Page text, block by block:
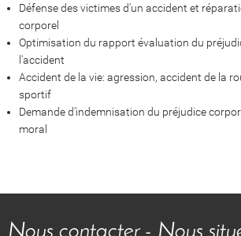
Défense des victimes d'un accident et
corporel
Optimisation du rapport évaluation du
l'accident
Accident de la vie: agression, accident de la
sportif
Demande d'indemnisation du préjudice
moral